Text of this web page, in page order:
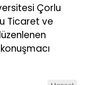
Çorlu
Ticaret ve